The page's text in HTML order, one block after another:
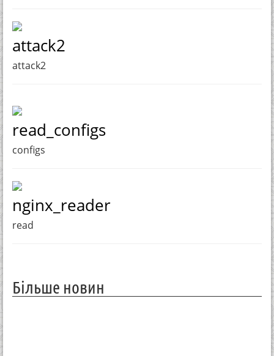
attack2
attack2
read_configs
configs
nginx_reader
read
Більше новин